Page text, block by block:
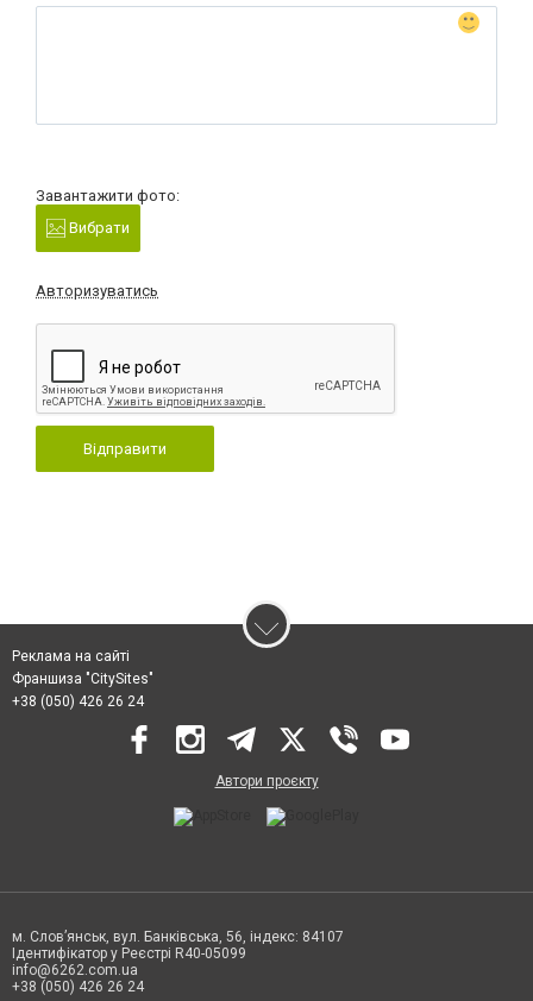
Завантажити фото:
Вибрати
Авторизуватись
Відправити
Реклама на сайті
Франшиза "CitySites"
+38 (050) 426 26 24
Автори проєкту
м. Слов’янськ, вул. Банківська, 56, індекс: 84107
Ідентифікатор у Реєстрі R40-05099
info@6262.com.ua
+38 (050) 426 26 24